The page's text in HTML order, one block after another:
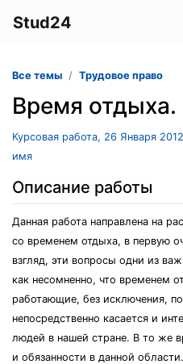
Stud24
Все темы Трудовое право
Время отдыха.
Курсовая работа, 26 Января
имя
Описание работы
Данная работа направлена на
со временем отдыха, в первую
взгляд, эти вопросы одни из
как несомненно, что временем
работающие, без исключения,
непосредственно касается и
людей в нашей стране. В то же
и обязанности в данной области.